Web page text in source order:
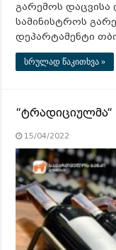
გარემოს
სამინისტროს
დეპარტამენტი
სრულად წაკითხვა »
15/04/2022